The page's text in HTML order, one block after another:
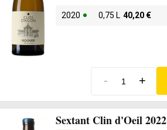
2020 0,75 L 40,20 €
- +
Sextant Clin d'Oeil 2022